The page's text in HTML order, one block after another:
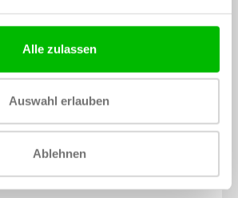
Alle zulassen
Auswahl erlauben
Ablehnen
€46,98
Du sparst: 9.62%
In den Warenkorb legen